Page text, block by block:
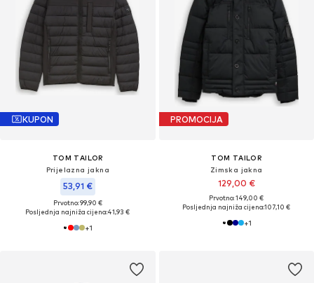
KUPON
TOM TAILOR
Prijelazna jakna
53,91 €
Prvotno: 99,90 €
Posljednja najniža cijena:41,93 €
+1
PROMOCIJA
TOM TAILOR
Zimska jakna
129,00 €
Prvotno: 149,00 €
Posljednja najniža cijena:107,10 €
+1